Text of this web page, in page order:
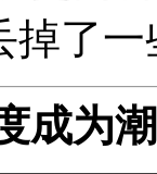
掉了
成为